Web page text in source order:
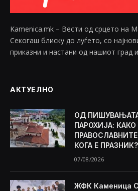
Kamenica.mk – Вести од срцето на
Секогаш блиску до луѓето, со
приказни и настани од нашиот град
АКТУЕЛНО
ОД
ПАРОХИЈА: КАКО
КОГА Е ПРАЗНИК?
07/08/2026
ЖФК Каменица